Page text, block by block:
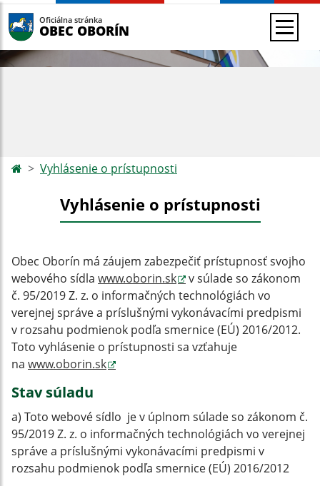
Oficiálna stránka
OBEC OBORÍN
Vyhlásenie o prístupnosti
Vyhlásenie o prístupnosti
Obec Oborín má záujem zabezpečiť prístupnosť svojho
webového sídla www.oborin.sk
v súlade so zákonom
č. 95/2019 Z. z. o informačných technológiách vo
verejnej správe a príslušnými vykonávacími predpismi
v rozsahu podmienok podľa smernice (EÚ) 2016/2012.
Toto vyhlásenie o prístupnosti sa vzťahuje
na www.oborin.sk
Stav súladu
a) Toto webové sídlo je v úplnom súlade so zákonom č.
95/2019 Z. z. o informačných technológiách vo verejnej
správe a príslušnými vykonávacími predpismi v
rozsahu podmienok podľa smernice (EÚ) 2016/2012